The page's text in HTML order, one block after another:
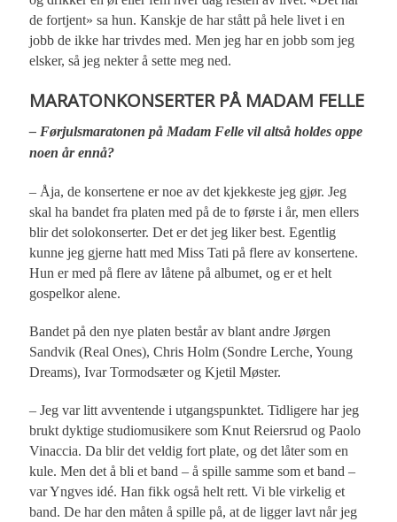
de fortjent» sa hun. Kanskje de har stått på hele livet i en
jobb de ikke har trivdes med. Men jeg har en jobb som jeg
elsker, så jeg nekter å sette meg ned.
MARATONKONSERTER PÅ MADAM FELLE
– Førjulsmaratonen på Madam Felle vil altså holdes oppe
noen år ennå?
– Åja, de konsertene er noe av det kjekkeste jeg gjør. Jeg
skal ha bandet fra platen med på de to første i år, men ellers
blir det solokonserter. Det er det jeg liker best. Egentlig
kunne jeg gjerne hatt med Miss Tati på flere av konsertene.
Hun er med på flere av låtene på albumet, og er et helt
gospelkor alene.
Bandet på den nye platen består av blant andre Jørgen
Sandvik (Real Ones), Chris Holm (Sondre Lerche, Young
Dreams), Ivar Tormodsæter og Kjetil Møster.
– Jeg var litt avventende i utgangspunktet. Tidligere har jeg
brukt dyktige studiomusikere som Knut Reiersrud og Paolo
Vinaccia. Da blir det veldig fort plate, og det låter som en
kule. Men det å bli et band – å spille samme som et band –
var Yngves idé. Han fikk også helt rett. Vi ble virkelig et
band. De har den måten å spille på, at de ligger lavt når jeg